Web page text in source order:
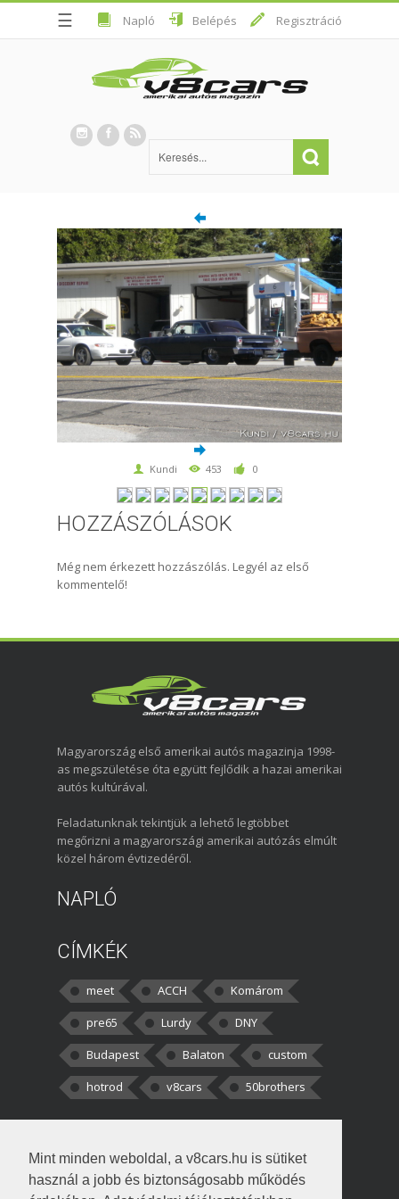
Mint minden weboldal, a v8cars.hu is sütiket
használ a jobb és biztonságosabb működés
☰ Napló Belépés Regisztráció
Kundi 453 0
HOZZÁSZÓLÁSOK
Még nem érkezett hozzászólás. Legyél az első
kommentelő!
Magyarország első amerikai autós magazinja 1998-
as megszületése óta együtt fejlődik a hazai amerikai
autós kultúrával.
Feladatunknak tekintjük a lehető legtöbbet
megőrizni a magyarországi amerikai autózás elmúlt
közel három évtizedéről.
NAPLÓ
CÍMKÉK
meet ACCH
Komárom
pre65
Lurdy
DNY
Budapest
Balaton
custom
hotrod
v8cars 50brothers
kortisz:Elszúrtam! Én csak két
darabbaal számoltam. Nem tudtam, hogy fél autót,